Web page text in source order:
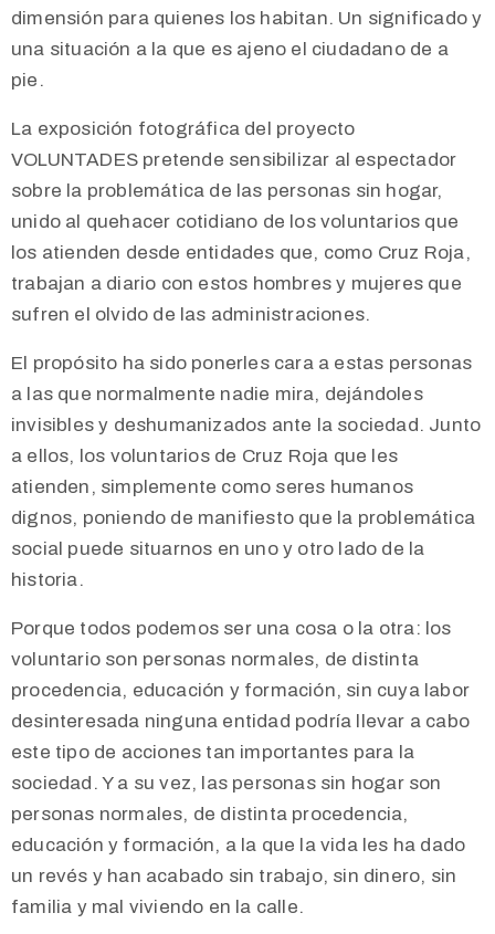
dimensión para quienes los habitan. Un significado y
una situación a la que es ajeno el ciudadano de a
pie.
La exposición fotográfica del proyecto
VOLUNTADES pretende sensibilizar al espectador
sobre la problemática de las personas sin hogar,
unido al quehacer cotidiano de los voluntarios que
los atienden desde entidades que, como Cruz Roja,
trabajan a diario con estos hombres y mujeres que
sufren el olvido de las administraciones.
El propósito ha sido ponerles cara a estas personas
a las que normalmente nadie mira, dejándoles
invisibles y deshumanizados ante la sociedad. Junto
a ellos, los voluntarios de Cruz Roja que les
atienden, simplemente como seres humanos
dignos, poniendo de manifiesto que la problemática
social puede situarnos en uno y otro lado de la
historia.
Porque todos podemos ser una cosa o la otra: los
voluntario son personas normales, de distinta
procedencia, educación y formación, sin cuya labor
desinteresada ninguna entidad podría llevar a cabo
este tipo de acciones tan importantes para la
sociedad. Y a su vez, las personas sin hogar son
personas normales, de distinta procedencia,
educación y formación, a la que la vida les ha dado
un revés y han acabado sin trabajo, sin dinero, sin
familia y mal viviendo en la calle.